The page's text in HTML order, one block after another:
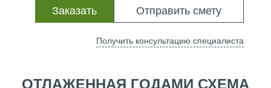
Отправить смету
Заказать
Получить консультацию специалиста
ОТЛАЖЕННАЯ ГОДАМИ СХЕМА